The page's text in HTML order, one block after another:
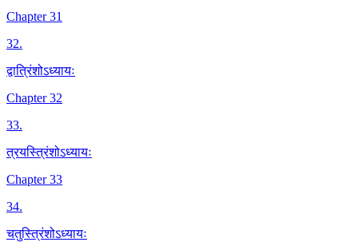
Chapter 31
32.
द्वात्रिंशोऽध्यायः
Chapter 32
33.
त्रयस्त्रिंशोऽध्यायः
Chapter 33
34.
चतुस्त्रिंशोऽध्यायः